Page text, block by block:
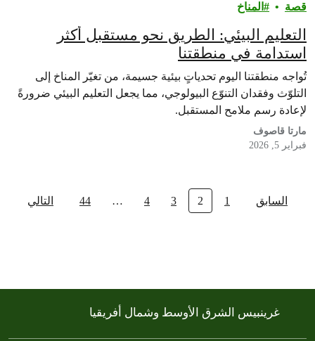
قصة المناخ
التعليم البيئي: الطريق نحو مستقبل أكثر
استدامة في منطقتنا
تُواجه منطقتنا اليوم تحدياتٍ بيئية جسيمة، من تغيّر المناخ إلى
التلوّث وفقدان التنوّع البيولوجي، مما يجعل التعليم البيئي ضرورةً
لإعادة رسم ملامح المستقبل.
مارتا قاصوف
فبراير 5, 2026
السابق 1
2
3
4
…
44 التالي